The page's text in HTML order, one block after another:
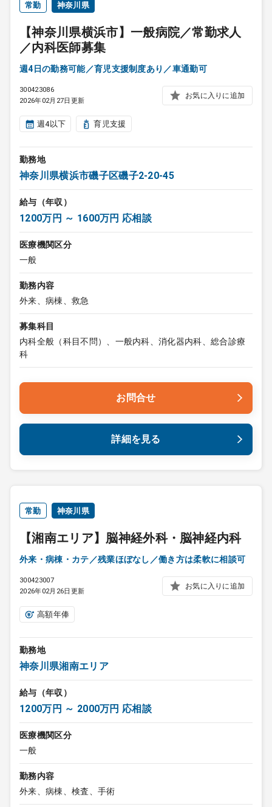
常勤 神奈川県
【神奈川県横浜市】一般病院／常勤求人
／内科医師募集
週4日の勤務可能／育児支援制度あり／車通勤可
300423086
2026年02月27日更新
お気に入りに追加
週4以下 育児支援
勤務地
神奈川県横浜市磯子区磯子2-20-45
給与（年収）
1200万円 ～ 1600万円 応相談
医療機関区分
一般
勤務内容
外来、病棟、救急
募集科目
内科全般（科目不問）、一般内科、消化器内科、総合診療
科
お問合せ
詳細を見る
常勤 神奈川県
【湘南エリア】脳神経外科・脳神経内科
外来・病棟・カテ／残業ほぼなし／働き方は柔軟に相談可
300423007
2026年02月26日更新
お気に入りに追加
高額年俸
勤務地
神奈川県湘南エリア
給与（年収）
1200万円 ～ 2000万円 応相談
医療機関区分
一般
勤務内容
外来、病棟、検査、手術